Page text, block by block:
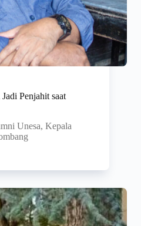
Penjahit saat
Unesa, Kepala